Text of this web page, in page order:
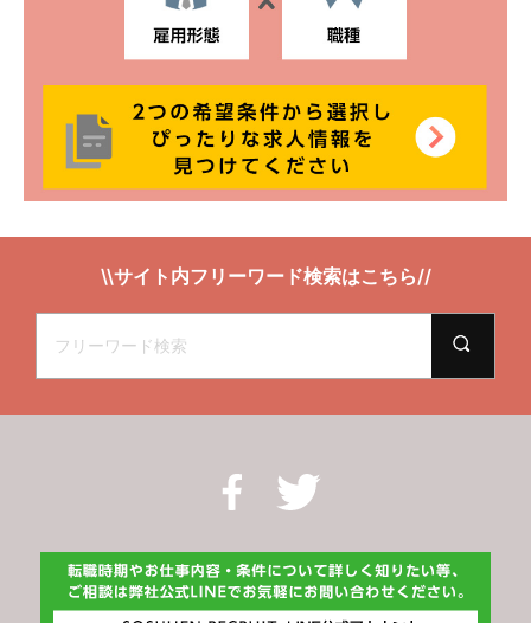
\\サイト内フリーワード検索はこちら//